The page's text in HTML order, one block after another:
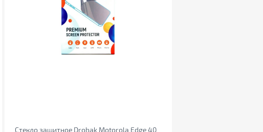
Стекло защитное Drobak Motorola Edge 40